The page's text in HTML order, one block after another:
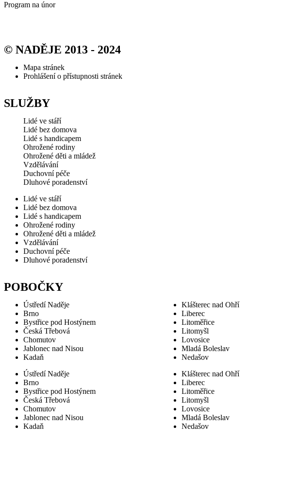
Program na únor
© NADĚJE 2013 - 2024
Mapa stránek
Prohlášení o přístupnosti stránek
SLUŽBY
Lidé ve stáří
Lidé bez domova
Lidé s handicapem
Ohrožené rodiny
Ohrožené děti a mládež
Vzdělávání
Duchovní péče
Dluhové poradenství
Lidé ve stáří
Lidé bez domova
Lidé s handicapem
Ohrožené rodiny
Ohrožené děti a mládež
Vzdělávání
Duchovní péče
Dluhové poradenství
POBOČKY
Ústředí Naděje
Brno
Bystřice pod Hostýnem
Česká Třebová
Chomutov
Jablonec nad Nisou
Kadaň
Klášterec nad Ohří
Liberec
Litoměřice
Litomyšl
Lovosice
Mladá Boleslav
Nedašov
Ústředí Naděje
Brno
Bystřice pod Hostýnem
Česká Třebová
Chomutov
Jablonec nad Nisou
Kadaň
Klášterec nad Ohří
Liberec
Litoměřice
Litomyšl
Lovosice
Mladá Boleslav
Nedašov